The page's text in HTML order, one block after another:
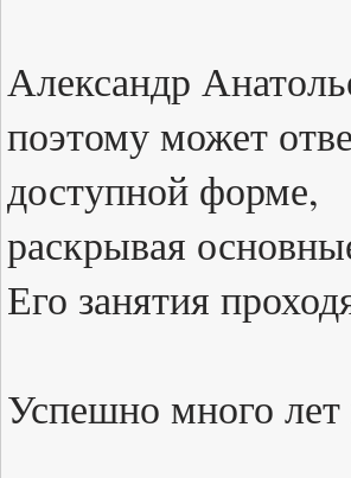
Александр
поэтому может
доступной форме,
раскрывая
Его занятия
Успешно много